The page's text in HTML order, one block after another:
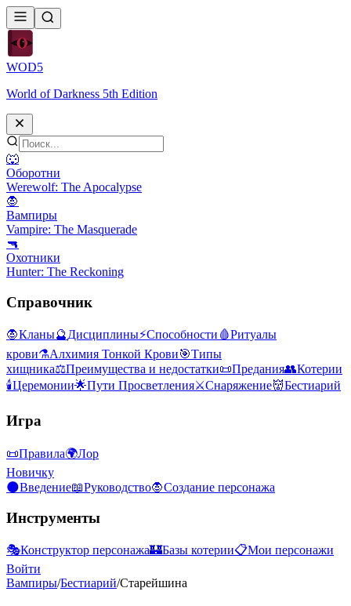
WOD5
World of Darkness 5th Edition
🐺
Оборотни
Werewolf: The Apocalypse
🧛
Вампиры
Vampire: The Masquerade
🔫
Охотники
Hunter: The Reckoning
Справочник
🧛Кланы🔮Дисциплины⚡Способности 🩸Ритуалы
крови⚗️Алхимия Тонкой Крови🎯Типы
хищника⚖️Преимущества и недостатки📜Предания👥Котерии
🕯️Церемонии🌟Пути Просветления⚔️Снаряжение👹Бестиарий
Игра
📜Правила🌍Лор
Новичку
🌑Введение📖Руководство🧛Создание персонажа
Инструменты
🎭Конструктор персонажа🏰Базы котерии📋Мои персонажи
Войти
Вампиры/Бестиарий/Старейшина